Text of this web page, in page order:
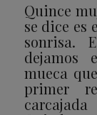
Quince
se dice es
sonrisa.
dejamos
mueca
primer